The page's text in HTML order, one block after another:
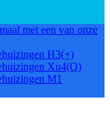
met een van onze
H3(+)
Xu4(Q)
M1